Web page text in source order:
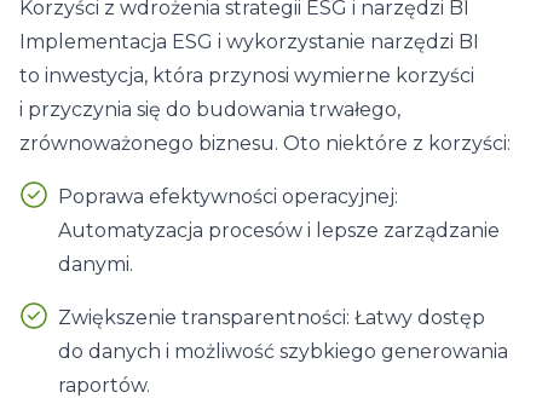
Korzyści z wdrożenia strategii ESG i narzędzi BI
Implementacja ESG i wykorzystanie narzędzi BI
to inwestycja, która przynosi wymierne korzyści
i przyczynia się do budowania trwałego,
zrównoważonego biznesu. Oto niektóre z korzyści:
Poprawa efektywności operacyjnej:
Automatyzacja procesów i lepsze zarządzanie
danymi.
Zwiększenie transparentności: Łatwy dostęp
do danych i możliwość szybkiego generowania
raportów.